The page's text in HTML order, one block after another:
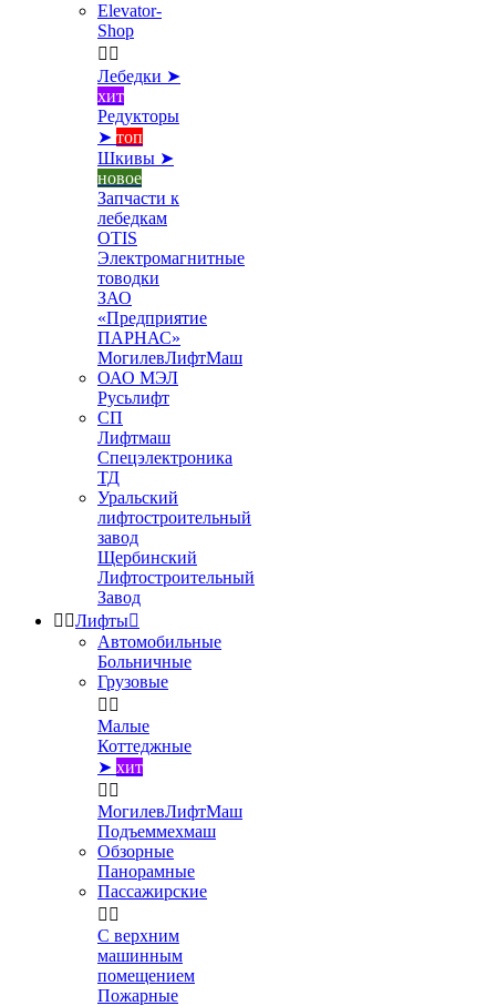
Elevator-
Shop
 
Лебедки ➤
хит
Редукторы
➤ топ
Шкивы ➤
новое
Запчасти к
лебедкам
OTIS
Электромагнитные
товодки
ЗАО
«Предприятие
ПАРНАС»
МогилевЛифтМаш
ОАО МЭЛ
Русьлифт
СП
Лифтмаш
Спецэлектроника
ТД
Уральский
лифтостроительный
завод
Щербинский
Лифтостроительный
Завод
 Лифты
Автомобильные
Больничные
Грузовые
 
Малые
Коттеджные
➤ хит
 
МогилевЛифтМаш
Подъеммехмаш
Обзорные
Панорамные
Пассажирские
 
С верхним
машинным
помещением
Пожарные